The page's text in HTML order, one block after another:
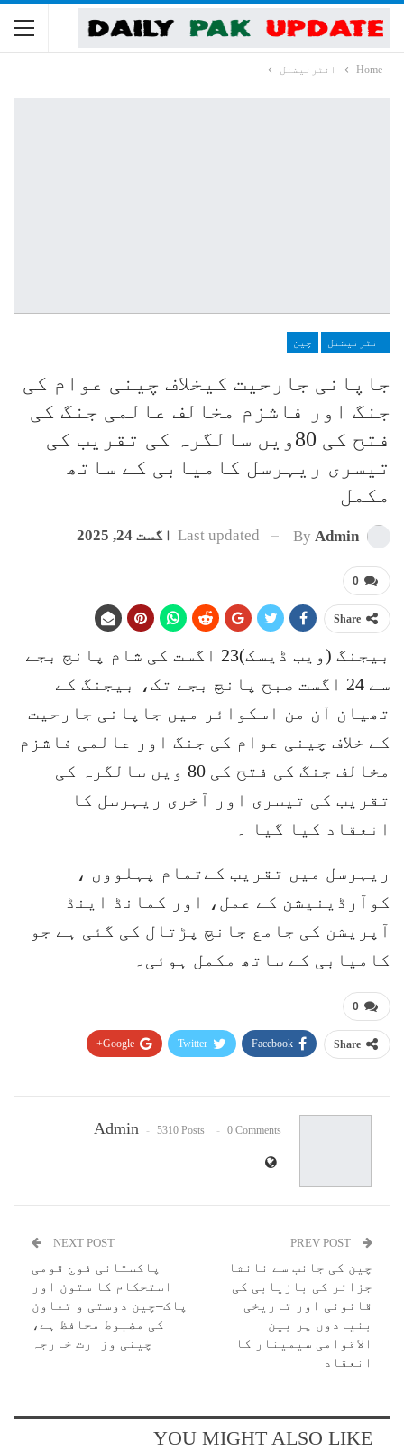
Home انٹرنیشنل
انٹرنیشنل چین
جاپانی جارحیت کیخلاف چینی عوام کی
جنگ اور فاشزم مخالف عالمی جنگ کی
فتح کی 80ویں سالگرہ کی تقریب کی
تیسری ریہرسل کامیابی کے ساتھ
مکمل
By Admin
Last updated اگست 24, 2025
0
Share
بیجنگ (ویب ڈیسک)23 اگست کی شام پانچ بجے
سے 24 اگست صبح پانچ بجے تک، بیجنگ کے
تھیان آن من اسکوائر میں جاپانی جارحیت
کے خلاف چینی عوام کی جنگ اور عالمی فاشزم
مخالف جنگ کی فتح کی 80 ویں سالگرہ کی
تقریب کی تیسری اور آخری ریہرسل کا
انعقاد کیا گیا ۔
ریہرسل میں تقریب کےتمام پہلووں ،
کوآرڈینیشن کے عمل، اور کمانڈ اینڈ
آپریشن کی جامع جانچ پڑتال کی گئی ہے جو
کامیابی کے ساتھ مکمل ہوئی۔
0
Share
Facebook
Twitter
Google+
Admin 5310 Posts 0 Comments
چین کی جانب سے نانشا
جزائر کی بازیابی کی
قانونی اور تاریخی
بنیادوں پر بین
الاقوامی سیمینار کا
انعقاد
NEXT POST
پاکستانی فوج قومی
استحکام کا ستون اور
پاک–چین دوستی و تعاون
کی مضبوط محافظ ہے،
چینی وزارت خارجہ
YOU MIGHT ALSO LIKE